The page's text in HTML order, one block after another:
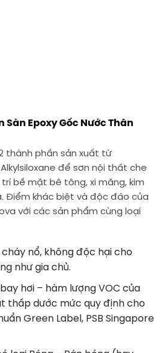
Sàn Epoxy Gốc Nước Thân
thành phần sản xuất từ
để sơn nội thất che
bề mặt bê tông, xi măng, kim
Điểm khác biệt và độc đáo của
với các sản phẩm cùng loại
nổ, không độc hại cho
như gia chủ.
hơi – hàm lượng VOC của
thấp dước mức quy định cho
Green Label, PSB Singapore